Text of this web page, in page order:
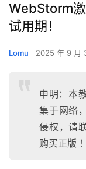
WebStorm
试用期！
Lomu 2025 年 9 月
申明：本
集于网络
侵权，请
购买正版 ！